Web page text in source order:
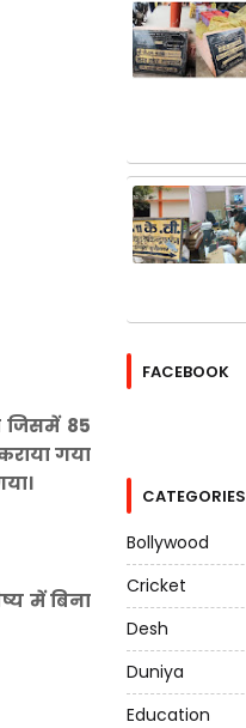
जिसमें 85
गया
में बिना
FACEBOOK
CATEGORIES
Bollywood
Cricket
Desh
Duniya
Education